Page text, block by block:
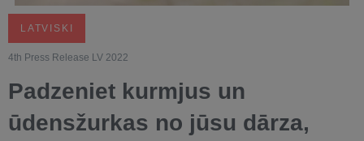
LATVISKI
4th Press Release LV 2022
Padzeniet kurmjus un
ūdensžurkas no jūsu dārza,